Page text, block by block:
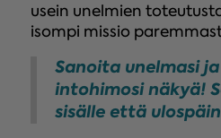
usein unelmien
isompi missio
Sanoita unelmasi
intohimosi näkyä!
sisälle että